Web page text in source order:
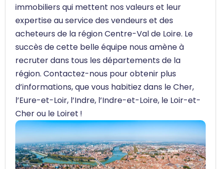
immobiliers qui mettent nos valeurs et leur
expertise au service des vendeurs et des
acheteurs de la région Centre-Val de Loire. Le
succès de cette belle équipe nous amène à
recruter dans tous les départements de la
région. Contactez-nous pour obtenir plus
d’informations, que vous habitiez dans le Cher,
l’Eure-et-Loir, l’Indre, l’Indre-et-Loire, le Loir-et-
Cher ou le Loiret !